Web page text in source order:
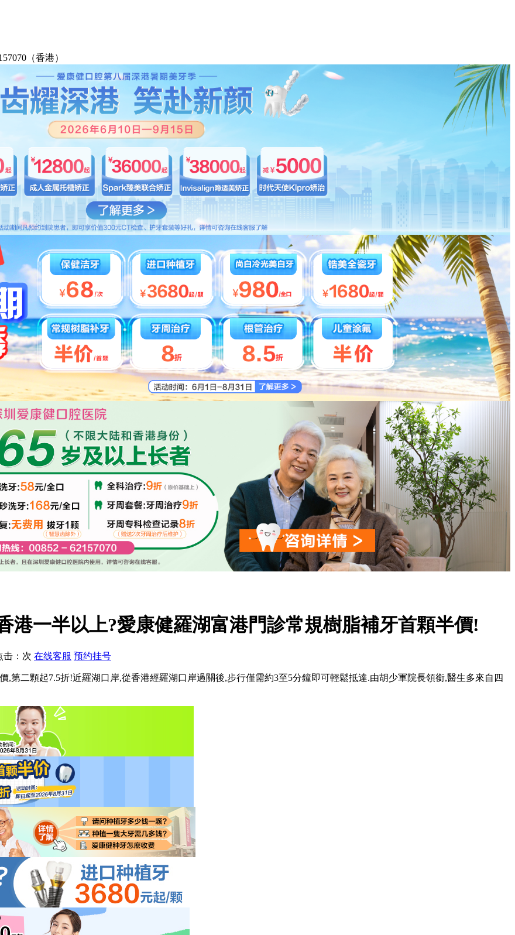
（香港）
港一半以上?愛康健羅湖富港門診常規樹脂補牙首顆半價!
击： 次 在线客服 预约挂号
,第二顆起7.5折!近羅湖口岸,從香港經羅湖口岸過關後,步行僅需約3至5分鐘即可輕鬆抵達.由胡少軍院長領銜,醫生多來自四